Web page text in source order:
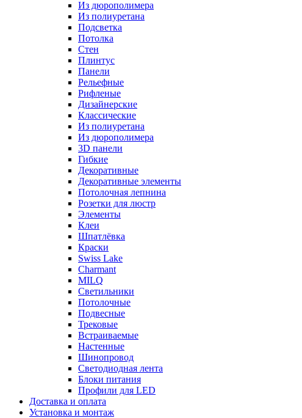
Из дюрополимера
Из полиуретана
Подсветка
Потолка
Стен
Плинтус
Панели
Рельефные
Рифленые
Дизайнерские
Классические
Из полиуретана
Из дюрополимера
3D панели
Гибкие
Декоративные
Декоративные элементы
Потолочная лепнина
Розетки для люстр
Элементы
Клеи
Шпатлёвка
Краски
Swiss Lake
Charmant
MILQ
Светильники
Потолочные
Подвесные
Трековые
Встраиваемые
Настенные
Шинопровод
Светодиодная лента
Блоки питания
Профили для LED
Доставка и оплата
Установка и монтаж